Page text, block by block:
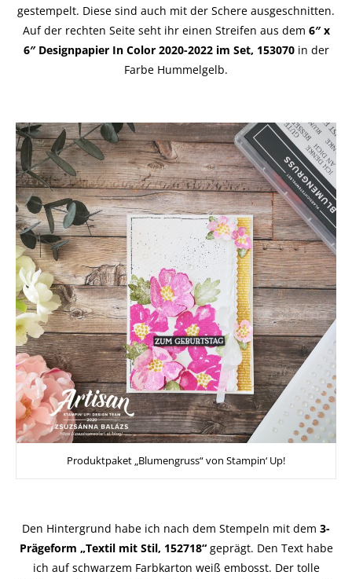
gestempelt. Diese sind auch mit der Schere ausgeschnitten.
Auf der rechten Seite seht ihr einen Streifen aus dem 6″ x
6″ Designpapier In Color 2020-2022 im Set, 153070in der
Farbe Hummelgelb.
Produktpaket „Blumengruss“ von Stampin‘ Up!
Den Hintergrund habe ich nach dem Stempeln mit dem 3-
Prägeform „Textil mit Stil, 152718“geprägt. Den Text habe
ich auf schwarzem Farbkarton weiß embosst. Der tolle